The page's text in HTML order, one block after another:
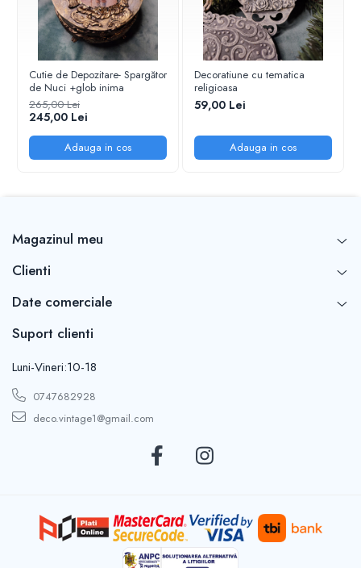
Cutie de Depozitare- Spargător
de Nuci +glob inima
265,00 Lei
245,00 Lei
Adauga in cos
Decoratiune cu tematica
religioasa
59,00 Lei
Adauga in cos
Magazinul meu
Clienti
Date comerciale
Suport clienti
Luni-Vineri:10-18
0747682928
deco.vintage1@gmail.com